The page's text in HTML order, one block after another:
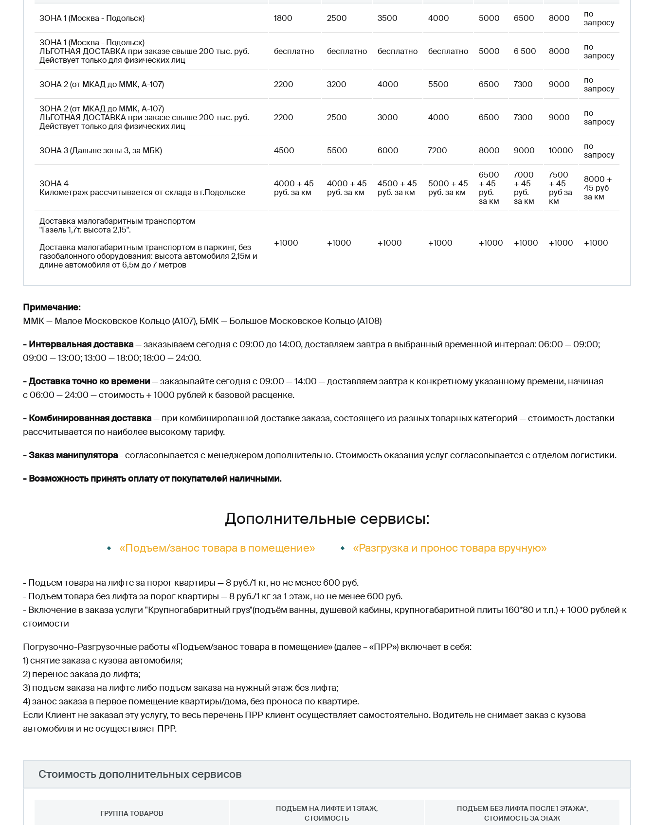
ЗОНА 1 (Москва - Подольск) 1800 2500 3500 4000 5000 6500 8000
по
запросу
ЗОНА 1 (Москва - Подольск)
ЛЬГОТНАЯ ДОСТАВКА при заказе свыше 200 тыс. руб.
Действует только для физических лиц
бесплатно бесплатно бесплатно бесплатно 5000 6 500 8000
по
запросу
ЗОНА 2 (от МКАД до ММК, А-107) 2200 3200 4000 5500 6500 7300 9000
по
запросу
ЗОНА 2 (от МКАД до ММК, А-107)
ЛЬГОТНАЯ ДОСТАВКА при заказе свыше 200 тыс. руб.
Действует только для физических лиц
2200 2500 3000 4000 6500 7300 9000
по
запросу
ЗОНА 3 (Дальше зоны 3, за МБК) 4500 5500 6000 7200 8000 9000 10000
по
запросу
ЗОНА 4
Километраж рассчитывается от склада в г.Подольске
4000 + 45
руб. за км
4000 + 45
руб. за км
4500 + 45
руб. за км
5000 + 45
руб. за км
6500
+ 45
руб.
за км
7000
+ 45
руб.
за км
7500
+ 45
руб за
км
8000 +
45 руб
за км
Доставка малогабаритным транспортом
"Газель 1,7т. высота 2,15".
Доставка малогабаритным транспортом в паркинг, без
газобалонного оборудования: высота автомобиля 2,15м и
длине автомобиля от 6,5м до 7 метров
+1000 +1000 +1000 +1000 +1000 +1000 +1000 +1000
Примечание:
ММК — Малое Московское Кольцо (А107), БМК — Большое Московское Кольцо (А108)
- Интервальная доставка— заказываем сегодня с 09:00 до 14:00, доставляем завтра в выбранный временной интервал: 06:00 — 09:00;
09:00 — 13:00; 13:00 — 18:00; 18:00 — 24:00.
- Доставка точно ко времени— заказывайте сегодня с 09:00 — 14:00 — доставляем завтра к конкретному указанному времени, начиная
с 06:00 — 24:00 — стоимость + 1000 рублей к базовой расценке.
- Комбинированная доставка— при комбинированной доставке заказа, состоящего из разных товарных категорий — стоимость доставки
рассчитывается по наиболее высокому тарифу.
- Заказ манипулятора- согласовывается с менеджером дополнительно. Стоимость оказания услуг согласовывается с отделом логистики.
- Возможность принять оплату от покупателей наличными.
Дополнительные сервисы:
«Подъем/занос товара в помещение» «Разгрузка и пронос товара вручную»
- Подъем товара на лифте за порог квартиры — 8 руб./1 кг, но не менее 600 руб.
- Подъем товара без лифта за порог квартиры — 8 руб./1 кг за 1 этаж, но не менее 600 руб.
- Включение в заказа услуги "Крупногабаритный груз"(подъём ванны, душевой кабины, крупногабаритной плиты 160*80 и т.п.) + 1000 рублей к
стоимости
Погрузочно-Разгрузочные работы «Подъем/занос товара в помещение» (далее – «ПРР») включает в себя:
1) снятие заказа с кузова автомобиля;
2) перенос заказа до лифта;
3) подъем заказа на лифте либо подъем заказа на нужный этаж без лифта;
4) занос заказа в первое помещение квартиры/дома, без проноса по квартире.
Если Клиент не заказал эту услугу, то весь перечень ПРР клиент осуществляет самостоятельно. Водитель не снимает заказ с кузова
автомобиля и не осуществляет ПРР.
Стоимость дополнительных сервисов
ГРУППА ТОВАРОВ
ПОДЪЕМ НА ЛИФТЕ И 1 ЭТАЖ,
СТОИМОСТЬ
ПОДЪЕМ БЕЗ ЛИФТА ПОСЛЕ 1 ЭТАЖА*,
СТОИМОСТЬ ЗА ЭТАЖ